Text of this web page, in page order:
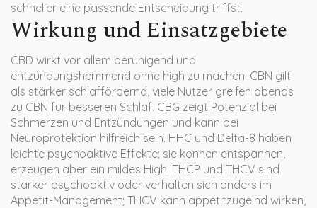
schneller eine passende Entscheidung triffst.
Wirkung und Einsatzgebiete
CBD wirkt vor allem beruhigend und
entzündungshemmend ohne high zu machen. CBN gilt
als stärker schlaffördernd, viele Nutzer greifen abends
zu CBN für besseren Schlaf. CBG zeigt Potenzial bei
Schmerzen und Entzündungen und kann bei
Neuroprotektion hilfreich sein. HHC und Delta-8 haben
leichte psychoaktive Effekte; sie können entspannen,
erzeugen aber ein mildes High. THCP und THCV sind
stärker psychoaktiv oder verhalten sich anders im
Appetit-Management; THCV kann appetitzügelnd wirken,